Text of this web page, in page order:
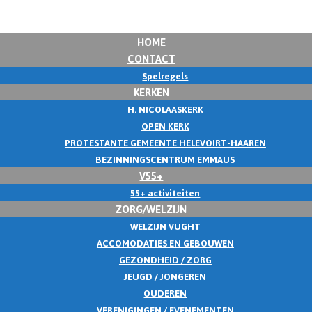
HOME
CONTACT
Spelregels
KERKEN
H. NICOLAASKERK
OPEN KERK
PROTESTANTE GEMEENTE HELEVOIRT-HAAREN
BEZINNINGSCENTRUM EMMAUS
V55+
55+ activiteiten
ZORG/WELZIJN
WELZIJN VUGHT
ACCOMODATIES EN GEBOUWEN
GEZONDHEID / ZORG
JEUGD / JONGEREN
OUDEREN